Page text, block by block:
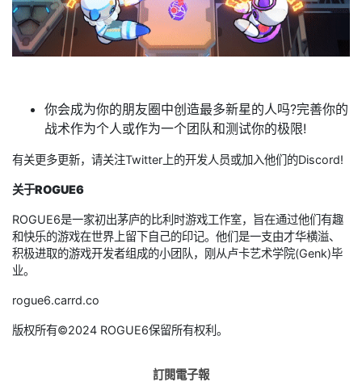
你会成为你的朋友圈中创造最多新星的人吗?完善你的
战术作为个人或作为一个团队和测试你的极限!
有关更多更新，请关注Twitter上的开发人员或加入他们的Discord!
关于ROGUE6
ROGUE6是一家初出茅庐的比利时游戏工作室，旨在通过他们有趣
和快乐的游戏在世界上留下自己的印记。他们是一支由才华横溢、
积极进取的游戏开发者组成的小团队，刚从卢卡艺术学院(Genk)毕
业。
rogue6.carrd.co
版权所有©2024 ROGUE6保留所有权利。
訂閱電子報